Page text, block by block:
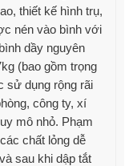
thiết kế hình trụ,
nén vào bình với
dầy nguyên
(bao gồm trọng
sử dụng rộng rãi
công ty, xí
mô nhỏ. Phạm
chất lỏng dễ
sau khi dập tắt